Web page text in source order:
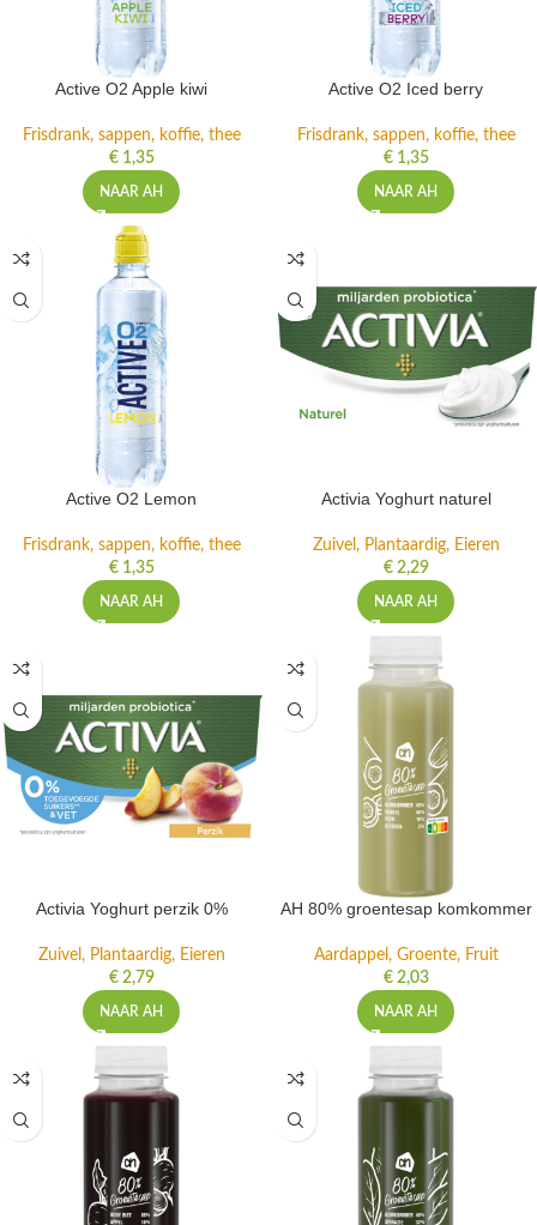
Active O2 Apple kiwi
Frisdrank, sappen, koffie, thee
€1,35
NAAR AH
Active O2 Iced berry
Frisdrank, sappen, koffie, thee
€1,35
NAAR AH
Active O2 Lemon
Frisdrank, sappen, koffie, thee
€1,35
NAAR AH
Activia Yoghurt naturel
Zuivel, Plantaardig, Eieren
€2,29
NAAR AH
Activia Yoghurt perzik 0%
Zuivel, Plantaardig, Eieren
€2,79
NAAR AH
AH 80% groentesap komkommer
Aardappel, Groente, Fruit
€2,03
NAAR AH